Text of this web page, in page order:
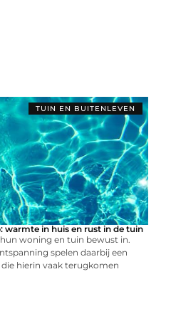
TUIN EN BUITENLEVEN
warmte in huis en rust in de tuin
woning en tuin bewust in.
spelen daarbij een
hierin vaak terugkomen